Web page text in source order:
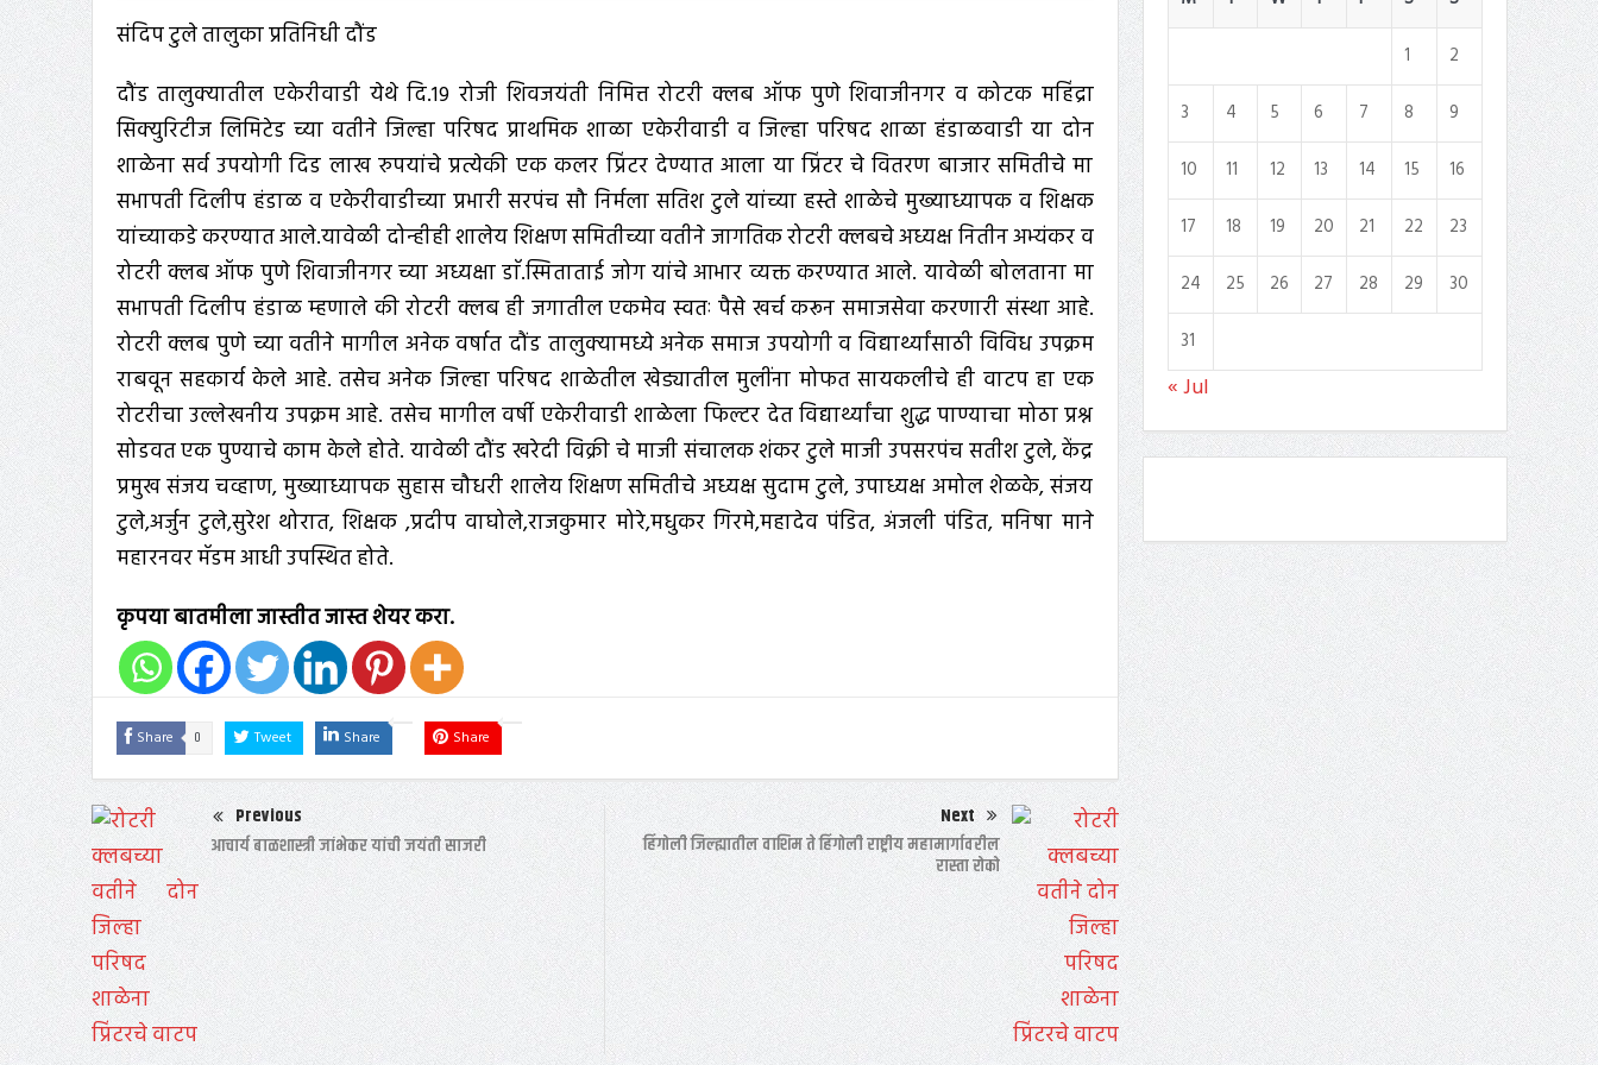
संदिप टुले तालुका प्रतिनिधी दौंड
दौंड तालुक्यातील एकेरीवाडी येथे दि.19 रोजी शिवजयंती निमित्त रोटरी क्लब ऑफ पुणे शिवाजीनगर व कोटक महिंद्रा
सिक्युरिटीज लिमिटेड च्या वतीने जिल्हा परिषद प्राथमिक शाळा एकेरीवाडी व जिल्हा परिषद शाळा हंडाळवाडी या दोन
शाळेना सर्व उपयोगी दिड लाख रुपयांचे प्रत्येकी एक कलर प्रिंटर देण्यात आला या प्रिंटर चे वितरण बाजार समितीचे मा
सभापती दिलीप हंडाळ व एकेरीवाडीच्या प्रभारी सरपंच सौ निर्मला सतिश टुले यांच्या हस्ते शाळेचे मुख्याध्यापक व शिक्षक
यांच्याकडे करण्यात आले.यावेळी दोन्हीही शालेय शिक्षण समितीच्या वतीने जागतिक रोटरी क्लबचे अध्यक्ष नितीन अभ्यंकर व
रोटरी क्लब ऑफ पुणे शिवाजीनगर च्या अध्यक्षा डाॅ.स्मिताताई जोग यांचे आभार व्यक्त करण्यात आले. यावेळी बोलताना मा
सभापती दिलीप हंडाळ म्हणाले की रोटरी क्लब ही जगातील एकमेव स्वतः पैसे खर्च करून समाजसेवा करणारी संस्था आहे.
रोटरी क्लब पुणे च्या वतीने मागील अनेक वर्षात दौंड तालुक्यामध्ये अनेक समाज उपयोगी व विद्यार्थ्यांसाठी विविध उपक्रम
राबवून सहकार्य केले आहे. तसेच अनेक जिल्हा परिषद शाळेतील खेड्यातील मुलींना मोफत सायकलीचे ही वाटप हा एक
रोटरीचा उल्लेखनीय उपक्रम आहे. तसेच मागील वर्षी एकेरीवाडी शाळेला फिल्टर देत विद्यार्थ्यांचा शुद्ध पाण्याचा मोठा प्रश्न
सोडवत एक पुण्याचे काम केले होते. यावेळी दौंड खरेदी विक्री चे माजी संचालक शंकर टुले माजी उपसरपंच सतीश टुले, केंद्र
प्रमुख संजय चव्हाण, मुख्याध्यापक सुहास चौधरी शालेय शिक्षण समितीचे अध्यक्ष सुदाम टुले, उपाध्यक्ष अमोल शेळके, संजय
टुले,अर्जुन टुले,सुरेश थोरात, शिक्षक ,प्रदीप वाघोले,राजकुमार मोरे,मधुकर गिरमे,महादेव पंडित, अंजली पंडित, मनिषा माने
महारनवर मॅडम आधी उपस्थित होते.
कृपया बातमीला जास्तीत जास्त शेयर करा.
Share 0 Tweet Share Share
Previous
आचार्य बाळशास्त्री जांभेकर यांची जयंती साजरी
Next
हिंगोली जिल्ह्यातील वाशिम ते हिंगोली राष्ट्रीय महामार्गावरील
रास्ता रोको
1
2
3
4 5 6 7 8
9
10
11 12 13 14 15
16
17
18 19 20 21 22
23
24
25 26 27 28 29
30
31
« Jul